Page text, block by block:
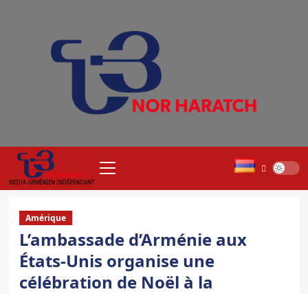
MEDIA ARMÉNIEN INDÉPENDANT
principal
Amérique
L’ambassade d’Arménie aux
États-Unis organise une
célébration de Noël à la